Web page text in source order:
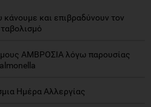
και επιβραδύνουν τον
ΑΜΒΡΟΣΙΑ λόγω παρουσίας
Ημέρα Αλλεργίας